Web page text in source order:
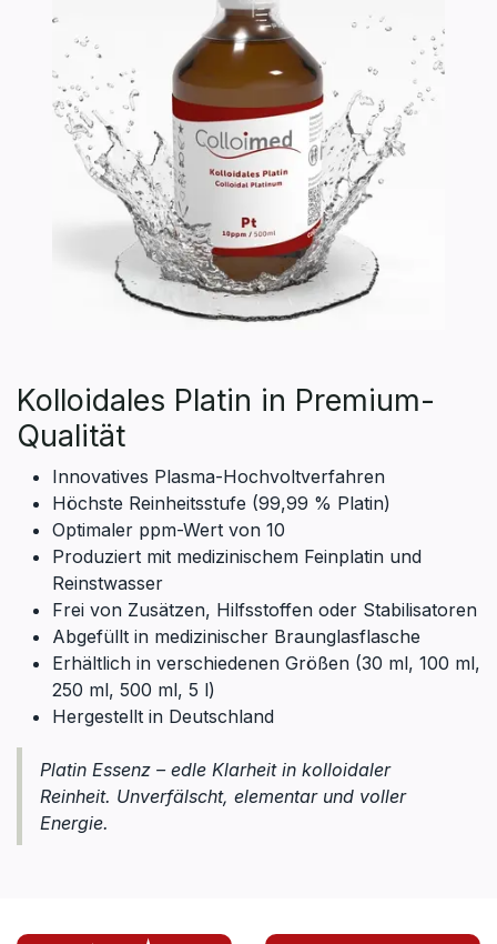
Kolloidales Platin in Premium-
Qualität
Innovatives Plasma-Hochvoltverfahren
Höchste Reinheitsstufe (99,99 % Platin)
Optimaler ppm-Wert von 10
Produziert mit medizinischem Feinplatin und
Reinstwasser
Frei von Zusätzen, Hilfsstoffen oder Stabilisatoren
Abgefüllt in medizinischer Braunglasflasche
Erhältlich in verschiedenen Größen (30 ml, 100 ml,
250 ml, 500 ml, 5 l)
Hergestellt in Deutschland
Platin Essenz – edle Klarheit in kolloidaler
Reinheit. Unverfälscht, elementar und voller
Energie.